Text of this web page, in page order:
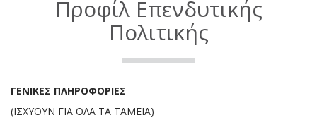
Προφίλ Επενδυτικής
Πολιτικής
ΓΕΝΙΚΕΣ ΠΛΗΡΟΦΟΡΙΕΣ
(ΙΣΧΥΟΥΝ ΓΙΑ ΟΛΑ ΤΑ ΤΑΜΕΙΑ)